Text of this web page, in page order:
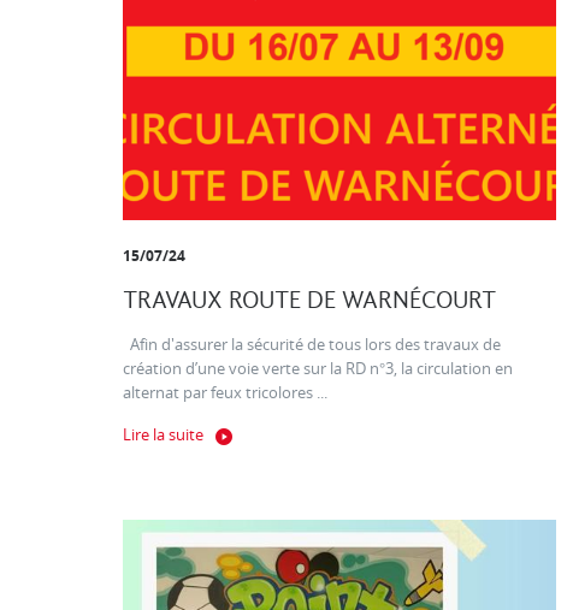
15/07/24
TRAVAUX ROUTE DE WARNÉCOURT
Afin d'assurer la sécurité de tous lors des travaux de
création d’une voie verte sur la RD n°3, la circulation en
alternat par feux tricolores ...
Lire la suite